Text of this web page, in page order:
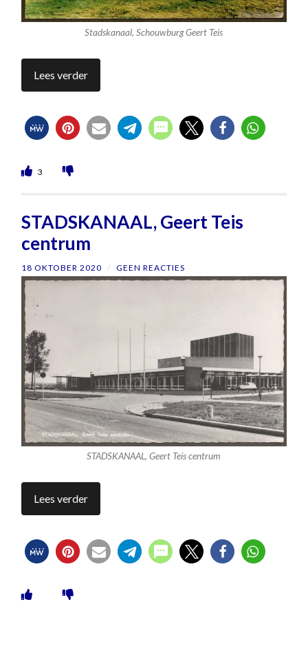
Stadskanaal, Schouwburg Geert Teis
Lees verder
3
STADSKANAAL, Geert Teis
centrum
18 OKTOBER 2020 / GEEN REACTIES
STADSKANAAL, Geert Teis centrum
Lees verder